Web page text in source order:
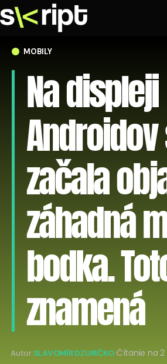
MOBILY
Na displeji
začala
záhadná
bodka.
znamená
Autor:SLAVOMÍR DZURIČKO Čítanie na 2